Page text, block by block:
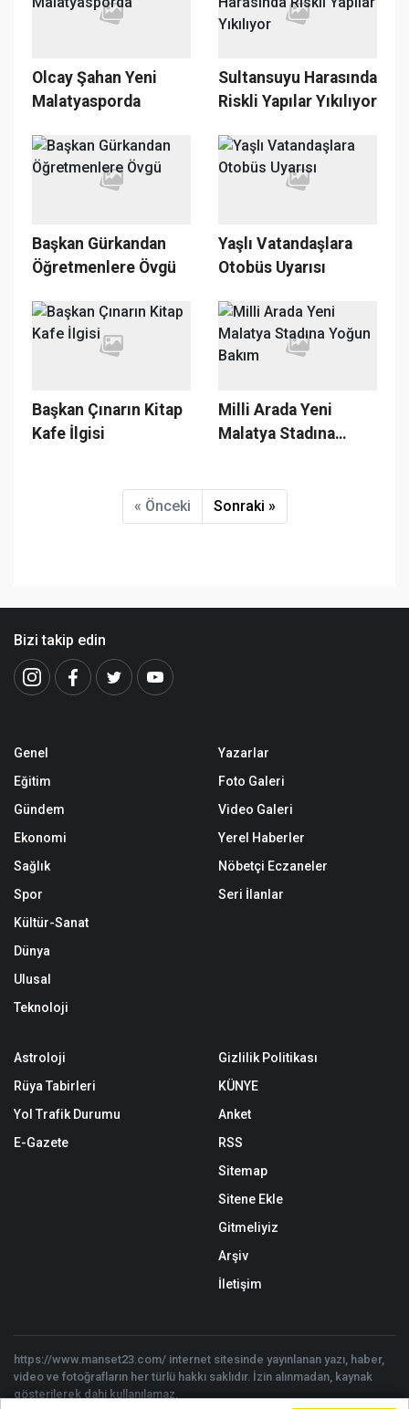
Çıksınlar”
Olcay Şahan Yeni
Malatyasporda
Sultansuyu Harasında
Riskli Yapılar Yıkılıyor
Başkan Gürkandan
Öğretmenlere Övgü
Yaşlı Vatandaşlara
Otobüs Uyarısı
Başkan Çınarın Kitap
Kafe İlgisi
Milli Arada Yeni
Malatya Stadına
« Önceki Sonraki »
Bizi takip edin
Genel
Eğitim
Gündem
Ekonomi
Sağlık
Spor
Kültür-Sanat
Dünya
Ulusal
Teknoloji
Yazarlar
Foto Galeri
Video Galeri
Yerel Haberler
Nöbetçi Eczaneler
Seri İlanlar
Astroloji
Rüya Tabirleri
Yol Trafik Durumu
E-Gazete
Gizlilik Politikası
KÜNYE
Anket
RSS
Sitemap
Sitene Ekle
Gitmeliyiz
Arşiv
İletişim
https://www.manset23.com/ internet sitesinde yayınlanan yazı, haber,
video ve fotoğrafların her türlü hakkı saklıdır. İzin alınmadan, kaynak
gösterilerek dahi kullanılamaz.